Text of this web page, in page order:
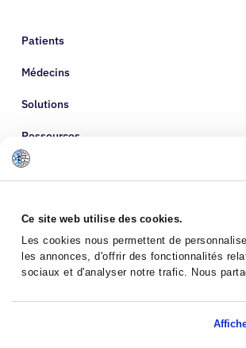
Ce site web utilise des cookies.
Les cookies nous permettent de
les annonces, d'offrir des fonctionnalités
sociaux et d'analyser notre trafic. Nous
partenaires de médias sociaux, de publicité
peuvent combiner celles-ci avec d'autres
Patients
Médecins
Solutions
Ressources
À propos de nous